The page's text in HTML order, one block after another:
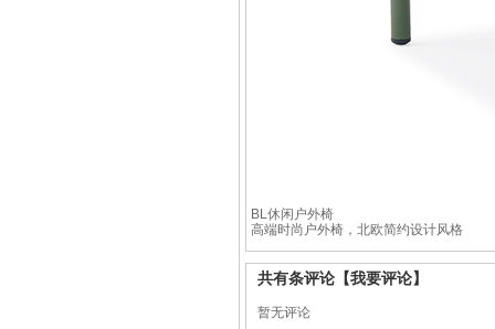
BL休闲户外椅
高端时尚户外椅，北欧简约设计风格
共有条评论 【我要评论】
暂无评论